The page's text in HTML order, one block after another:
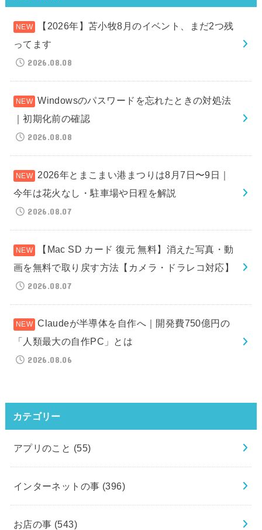
【2026年】苫小牧8月のイベント、まだ2つ残
ってます
2026.08.08
Windowsのパスワードを忘れたときの対処法
｜初期化前の確認
2026.08.08
2026年とまこまい港まつりは8月7日〜9日｜
今年は花火なし・駐車場や日程を解説
2026.08.07
【Mac SD カード 復元 無料】消えた写真・動
画を無料で取り戻す方法【カメラ・ドラレコ対応】
2026.08.07
Claudeが半導体を自作へ｜開発費750億円の
「人類最大の自作PC」とは
2026.08.06
カテゴリー
アプリのこと (55)
インターネットの事 (396)
お店の事 (543)